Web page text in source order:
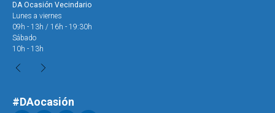
DA Ocasión Vecindario
Lunes a viernes
09h - 13h / 16h - 19:30h
Sábado
10h - 13h
#DAocasión